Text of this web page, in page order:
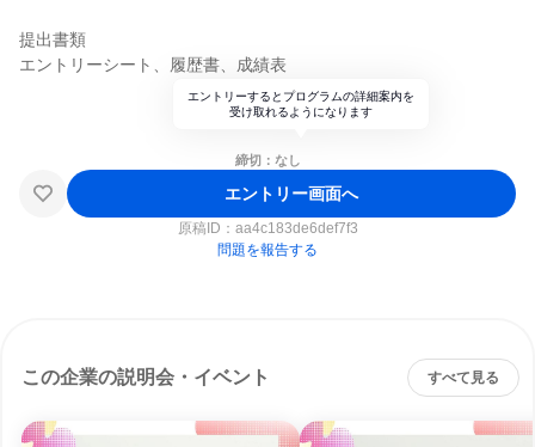
提出書類
エントリーシート、履歴書、成績表
エントリーするとプログラムの詳細案内を
受け取れるようになります
締切：なし
エントリー画面へ
原稿ID： aa4c183de6def7f3
問題を報告する
この企業の説明会・イベント すべて見る